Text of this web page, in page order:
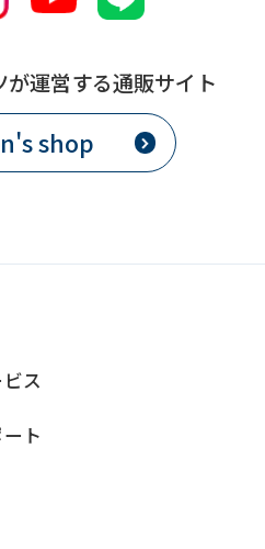
original
We
ask
that
understand
using
service.
運営する通販サイト
shop
ス
ト